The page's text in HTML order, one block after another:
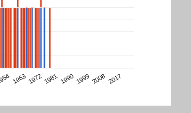
1963 19721981 1990 1999 2008 2017